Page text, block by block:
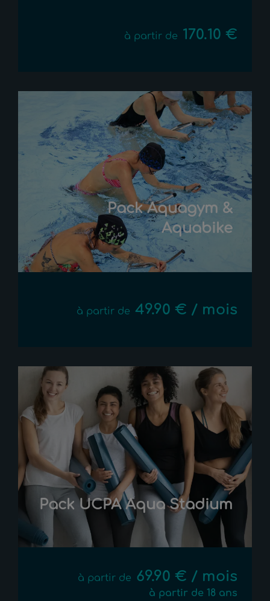
à partir de 170.10 €
Pack Aquagym &
Aquabike
à partir de 49.90 € / mois
Pack UCPA Aqua Stadium
à partir de 69.90 € / mois
à partir de 18 ans